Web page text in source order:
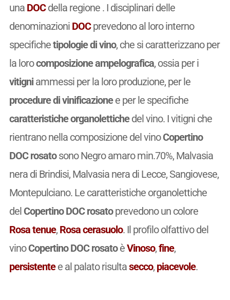
una DOCdella regione . I disciplinari delle
denominazioni DOCprevedono al loro interno
specifichetipologie di vino, che si caratterizzano per
la lorocomposizione ampelografica, ossia per i
vitigniammessi per la loro produzione, per le
procedure di vinificazionee per le specifiche
caratteristiche organolettichedel vino. I vitigni che
rientrano nella composizione del vinoCopertino
DOC rosatosono Negro amaro min.70%, Malvasia
nera di Brindisi, Malvasia nera di Lecce, Sangiovese,
Montepulciano. Le caratteristiche organolettiche
delCopertino DOC rosatoprevedono un colore
Rosa tenue, Rosa cerasuolo. Il profilo olfattivo del
vinoCopertino DOC rosatoèVinoso,fine,
persistentee al palato risultasecco, piacevole.